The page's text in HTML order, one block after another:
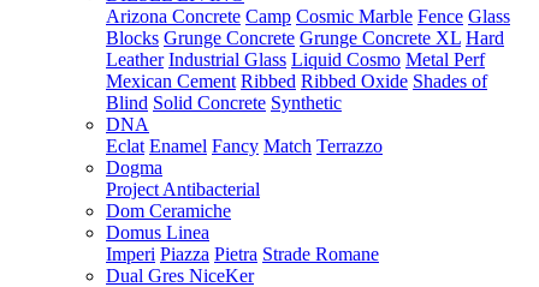
Arizona Concrete Camp Cosmic Marble Fence Glass
Blocks Grunge Concrete Grunge Concrete XL Hard
Leather Industrial Glass Liquid Cosmo Metal Perf
Mexican Cement Ribbed Ribbed Oxide Shades of
Blind Solid Concrete Synthetic
DNA
Eclat Enamel Fancy Match Terrazzo
Dogma
Project Antibacterial
Dom Ceramiche
Domus Linea
Imperi Piazza Pietra Strade Romane
Dual Gres NiceKer